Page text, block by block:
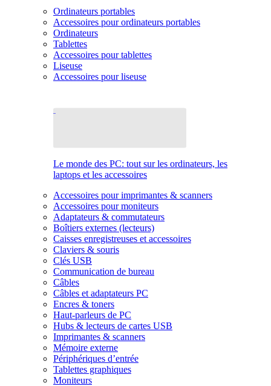
Ordinateurs portables
Accessoires pour ordinateurs portables
Ordinateurs
Tablettes
Accessoires pour tablettes
Liseuse
Accessoires pour liseuse
Le monde des PC: tout sur les ordinateurs, les
laptops et les accessoires
Accessoires pour imprimantes & scanners
Accessoires pour moniteurs
Adaptateurs & commutateurs
Boîtiers externes (lecteurs)
Caisses enregistreuses et accessoires
Claviers & souris
Clés USB
Communication de bureau
Câbles
Câbles et adaptateurs PC
Encres & toners
Haut-parleurs de PC
Hubs & lecteurs de cartes USB
Imprimantes & scanners
Mémoire externe
Périphériques d’entrée
Tablettes graphiques
Moniteurs